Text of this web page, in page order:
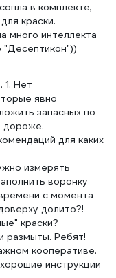
в комплекте,
краски.
много интеллекта
"Десептикон"))
1. Нет
явно
запасных по
дороже.
для каких
измерять
воронку
с момента
долито?!
краски?
размыты. Ребят!
кооперативе.
инструкции